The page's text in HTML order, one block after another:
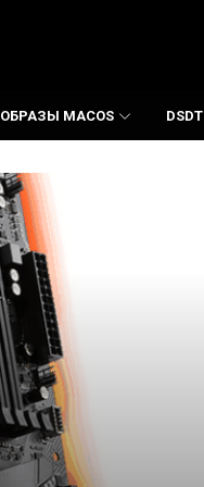
ОБРАЗЫ MACOS DSDT